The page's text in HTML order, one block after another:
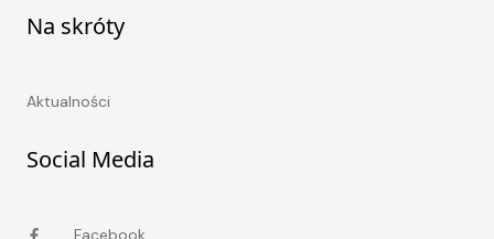
Na skróty
Aktualności
Social Media
Facebook